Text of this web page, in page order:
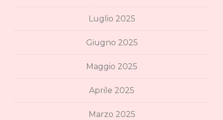
Luglio 2025
Giugno 2025
Maggio 2025
Aprile 2025
Marzo 2025